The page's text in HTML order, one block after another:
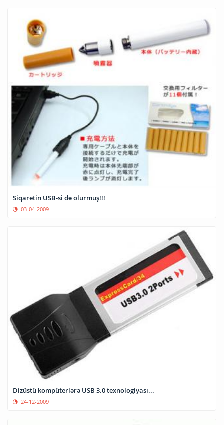
Siqaretin USB-si də olurmuş!!!
03-04-2009
Dizüstü kompüterlərə USB 3.0 texnologiyası...
24-12-2009